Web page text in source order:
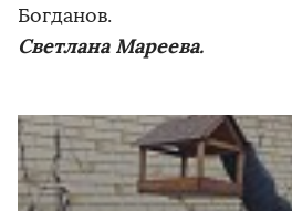
Богданов.
Светлана Мареева.